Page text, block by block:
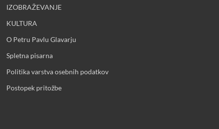
IZOBRAŽEVANJE
KULTURA
O Petru Pavlu Glavarju
Spletna pisarna
Politika varstva osebnih podatkov
Postopek pritožbe